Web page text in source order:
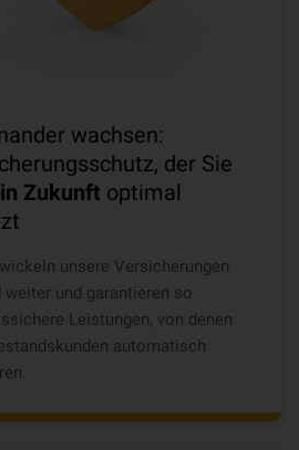
wachsen:
der Sie
in Zukunft optimal
unsere Versicherungen
weiter und garantieren so
Leistungen, von denen
automatisch